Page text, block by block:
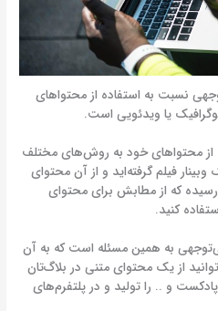
نسبت به استفاده از محتواهای
یا ویدئویی است.
از محتواهای خود به روش‌های مختلف
فیلم گرفته‌اید و از آن محتوای
که از مطابش برای محتوای
کنید.
بی‌توجهی به همین مسئله است که به آن
از یک محتوای متنی در بلاگ‌تان
و .. را تولید و در پلتفرم‌های